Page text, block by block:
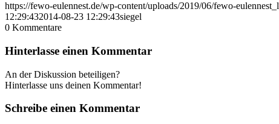
https://fewo-eulennest.de/wp-content/uploads/2019/06/fewo-
12:29:432014-08-23 12:29:43siegel
0 Kommentare
Hinterlasse einen Kommentar
An der Diskussion beteiligen?
Hinterlasse uns deinen Kommentar!
Schreibe einen Kommentar